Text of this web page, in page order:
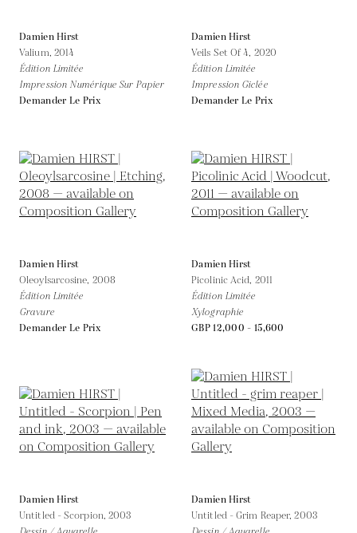
Damien Hirst
Valium, 2014
Édition Limitée
Impression Numérique Sur Papier
Demander Le Prix
Damien Hirst
Veils Set Of 4, 2020
Édition Limitée
Impression Giclée
Demander Le Prix
Damien Hirst
Oleoylsarcosine, 2008
Édition Limitée
Gravure
Demander Le Prix
Damien Hirst
Picolinic Acid, 2011
Édition Limitée
Xylographie
GBP 12,000 - 15,600
Damien Hirst
Untitled - Scorpion,2003
Damien Hirst
Untitled - Grim Reaper,2003